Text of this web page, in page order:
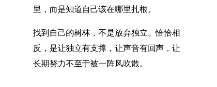
里，而是知道自己该在哪里扎根。
找到自己的树林，不是放弃独立。恰恰相
反，是让独立有支撑，让声音有回声，让
长期努力不至于被一阵风吹散。